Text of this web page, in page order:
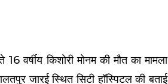
किशोरी मोनम की मौत का मामला
जारई स्थित सिटी हॉस्पिटल की बताई